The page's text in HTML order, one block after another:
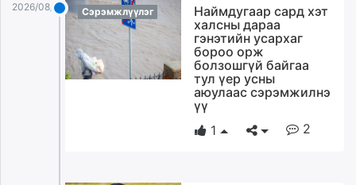
2026/08/04 Сэрэмжлүүлэг
Наймдугаар сард хэт
халсны дараа
гэнэтийн усархаг
бороо орж
болзошгүй байгаа
тул үер усны
аюулаас сэрэмжилнэ
үү
1
2